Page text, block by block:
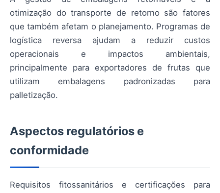
otimização do transporte de retorno são fatores
que também afetam o planejamento. Programas de
logística reversa ajudam a reduzir custos
operacionais e impactos ambientais,
principalmente para exportadores de frutas que
utilizam embalagens padronizadas para
palletização.
Aspectos regulatórios e
conformidade
Requisitos fitossanitários e certificações para